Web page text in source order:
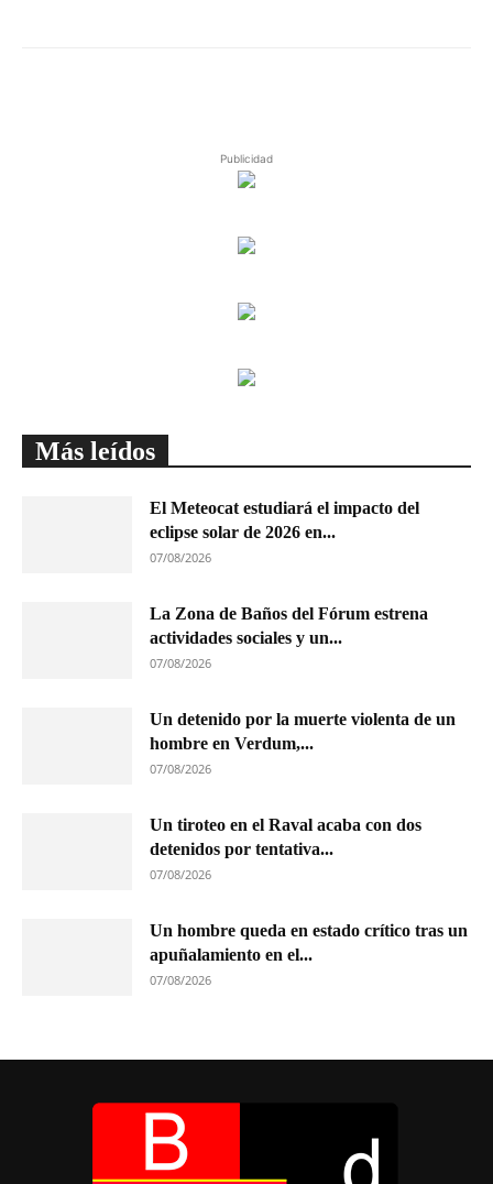
Publicidad
Más leídos
El Meteocat estudiará el impacto del
eclipse solar de 2026 en...
07/08/2026
La Zona de Baños del Fórum estrena
actividades sociales y un...
07/08/2026
Un detenido por la muerte violenta de un
hombre en Verdum,...
07/08/2026
Un tiroteo en el Raval acaba con dos
detenidos por tentativa...
07/08/2026
Un hombre queda en estado crítico tras un
apuñalamiento en el...
07/08/2026